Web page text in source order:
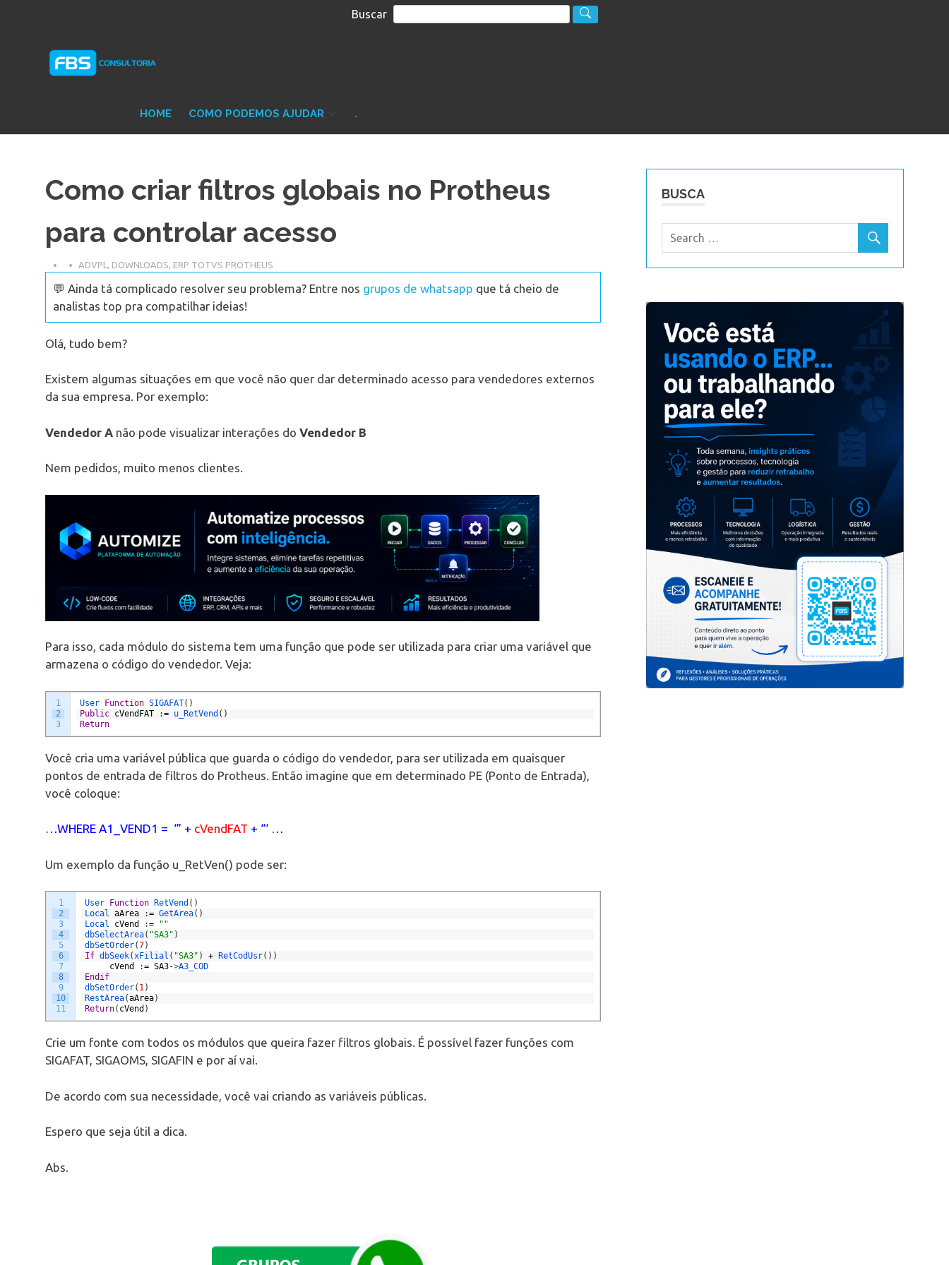
Buscar
Protheus
TOTVS
HOME COMO PODEMOS AJUDAR .
Como criar filtros globais no Protheus
para controlar acesso
ADVPL DOWNLOADS ERP TOTVS PROTHEUS
💬 Ainda tá complicado resolver seu problema? Entre nos grupos de whatsapp que tá cheio de
analistas top pra compatilhar ideias!
Olá, tudo bem?
Existem algumas situações em que você não quer dar determinado acesso para vendedores externos
da sua empresa. Por exemplo:
Vendedor A não pode visualizar interações do Vendedor B
Nem pedidos, muito menos clientes.
Para isso, cada módulo do sistema tem uma função que pode ser utilizada para criar uma variável que
armazena o código do vendedor. Veja:
1
2
3
User Function SIGAFAT( )
Public cVendFAT := u_RetVend ( )
Return
Você cria uma variável pública que guarda o código do vendedor, para ser utilizada em quaisquer
pontos de entrada de filtros do Protheus. Então imagine que em determinado PE (Ponto de Entrada),
você coloque:
…WHERE A1_VEND1 = ‘” + cVendFAT + “‘ …
Um exemplo da função u_RetVen() pode ser:
1
2
3
4
5
6
7
8
9
10
11
User Function RetVend ( )
Local aArea := GetArea( )
Local cVend :=
""
dbSelectArea( "SA3" )
dbSetOrder(7)
If dbSeek(xFilial ( "SA3" ) + RetCodUsr( ) )
cVend
:= SA3->A3_COD
Endif
dbSetOrder( 1)
RestArea(aArea)
Return( cVend )
Crie um fonte com todos os módulos que queira fazer filtros globais. É possível fazer funções com
SIGAFAT, SIGAOMS, SIGAFIN e por aí vai.
De acordo com sua necessidade, você vai criando as variáveis públicas.
Espero que seja útil a dica.
Abs.
BUSCA